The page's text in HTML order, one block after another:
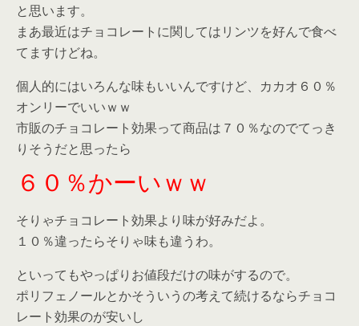
と思います。
まあ最近はチョコレートに関してはリンツを好んで食べ
てますけどね。
個人的にはいろんな味もいいんですけど、カカオ６０％
オンリーでいいｗｗ
市販のチョコレート効果って商品は７０％なのでてっき
りそうだと思ったら
６０％かーいｗｗ
そりゃチョコレート効果より味が好みだよ。
１０％違ったらそりゃ味も違うわ。
といってもやっぱりお値段だけの味がするので。
ポリフェノールとかそういうの考えて続けるならチョコ
レート効果のが安いし